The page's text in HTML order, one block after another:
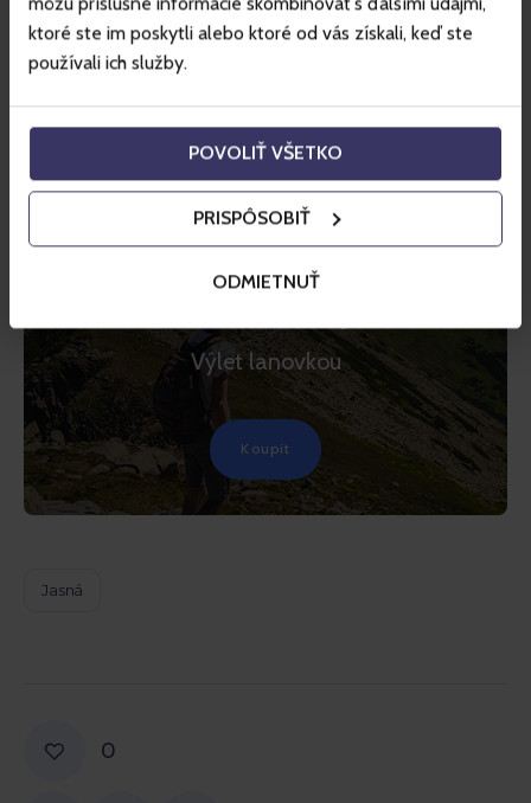
ktoré ste im poskytli alebo ktoré od vás získali, keď ste
používali ich služby.
POVOLIŤ VŠETKO
PRISPÔSOBIŤ
ODMIETNUŤ
Výlet lanovkou
Koupit
Jasná
0